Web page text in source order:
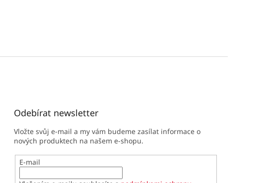
Odebírat newsletter
Vložte svůj e-mail a my vám budeme zasílat informace o
nových produktech na našem e-shopu.
E-mail